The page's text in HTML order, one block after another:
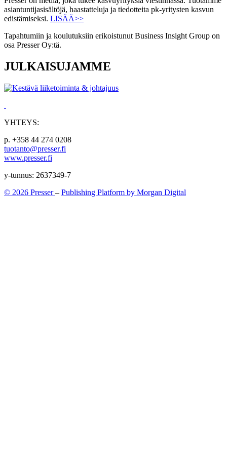
asiantuntijasisältöjä, haastatteluja ja tiedotteita pk-yritysten kasvun
edistämiseksi. LISÄÄ>>
Tapahtumiin ja koulutuksiin erikoistunut Business Insight Group on
osa Presser Oy:tä.
JULKAISUJAMME
YHTEYS:
p. +358 44 274 0208
tuotanto@presser.fi
www.presser.fi
y-tunnus: 2637349-7
© 2026 Presser– Publishing Platform by Morgan Digital